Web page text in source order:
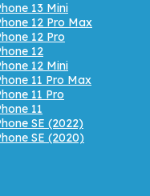
13 Mini
12 Pro Max
12 Pro
12
12 Mini
11 Pro Max
11 Pro
11
SE (2022)
SE (2020)